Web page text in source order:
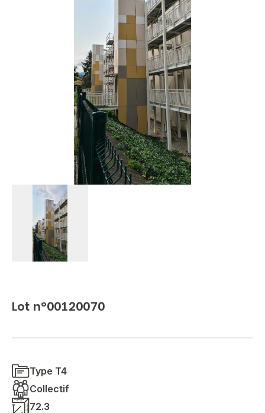
Lot n°00120070
Type T4
Collectif
72.3